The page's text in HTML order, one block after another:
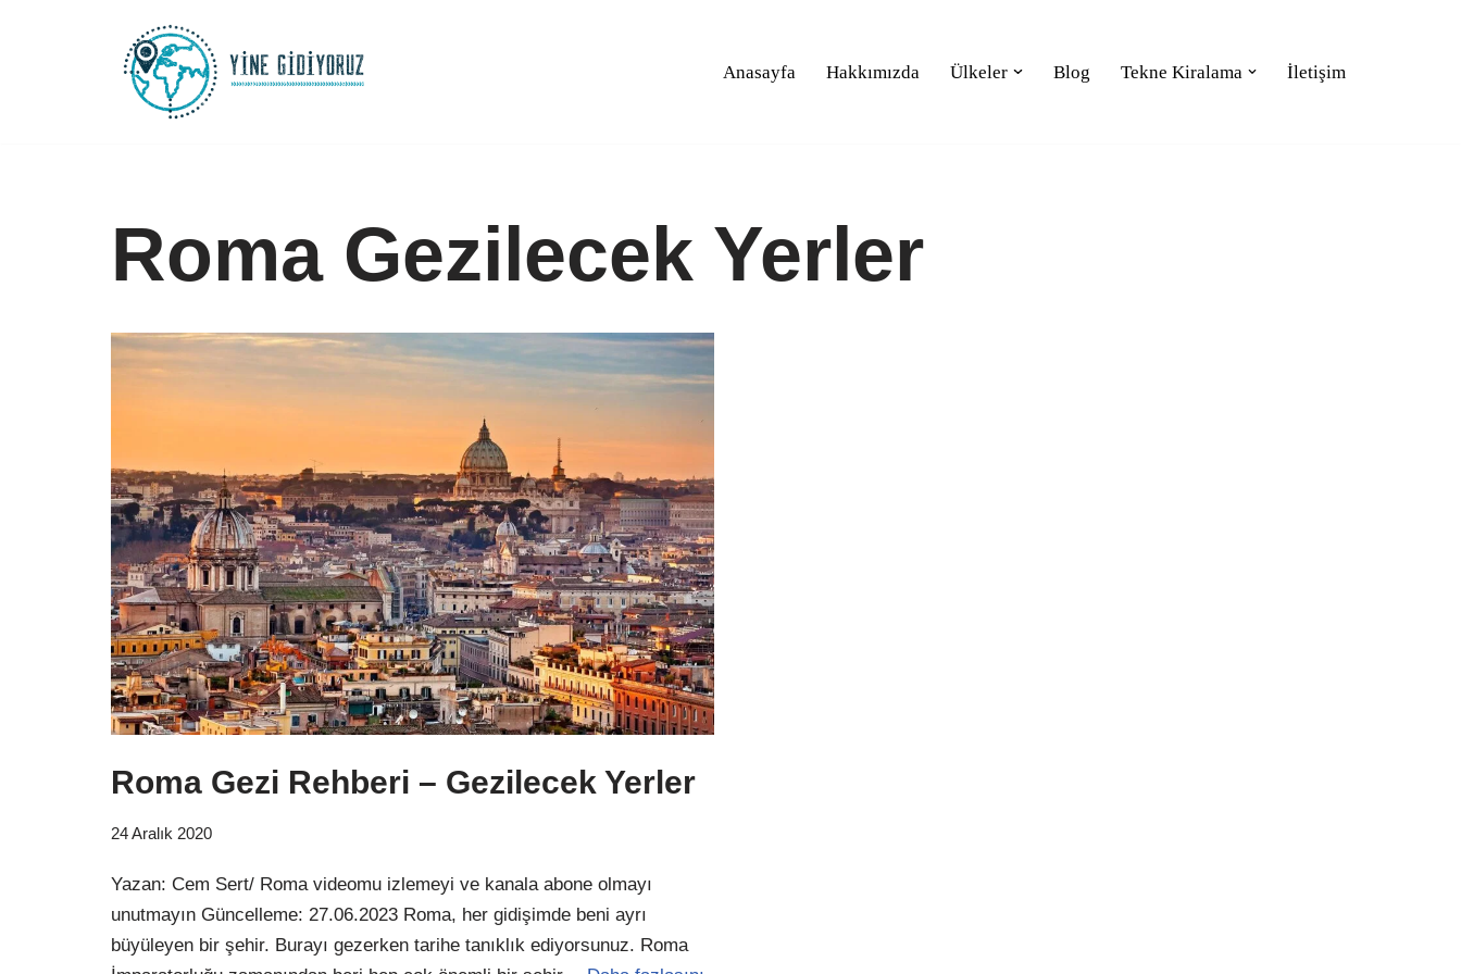
Anasayfa Hakkımızda Ülkeler Blog Tekne Kiralama İletişim
Roma Gezilecek Yerler
Roma Gezi Rehberi – Gezilecek Yerler
24 Aralık 2020
Yazan: Cem Sert/ Roma videomu izlemeyi ve kanala abone olmayı
unutmayın Güncelleme: 27.06.2023 Roma, her gidişimde beni ayrı
büyüleyen bir şehir. Burayı gezerken tarihe tanıklık ediyorsunuz. Roma